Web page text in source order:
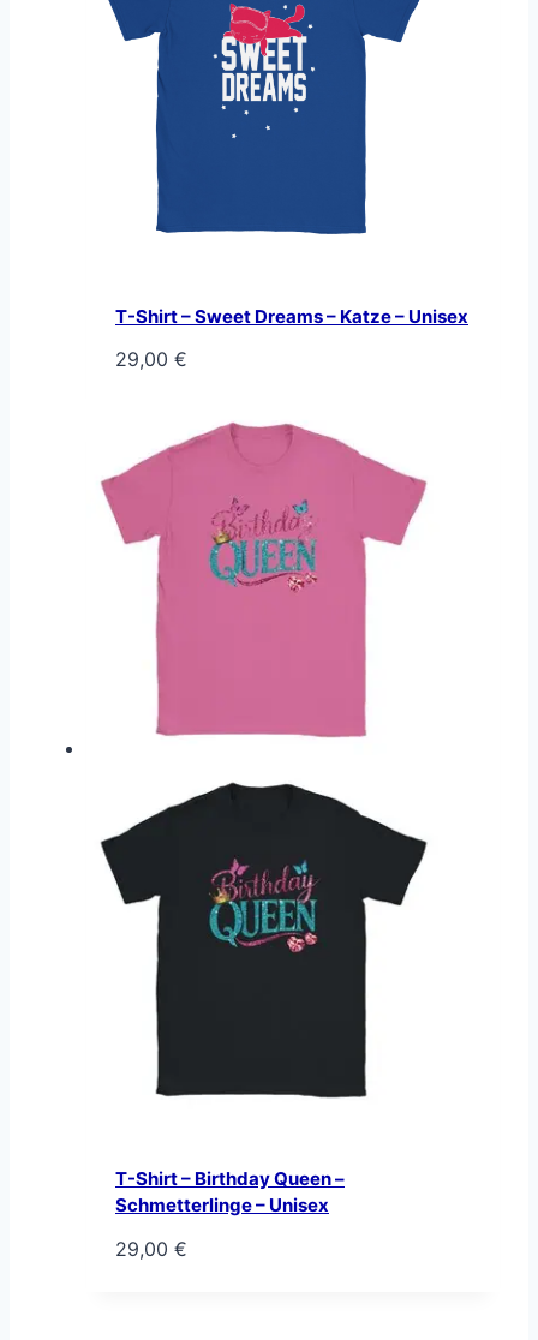
T-Shirt – Sweet Dreams – Katze – Unisex
29,00 €
T-Shirt – Birthday Queen –
Schmetterlinge – Unisex
29,00 €